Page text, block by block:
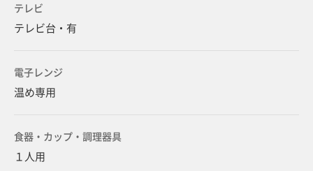
テレビ
テレビ台・有
電子レンジ
温め専用
食器・カップ・調理器具
１人用